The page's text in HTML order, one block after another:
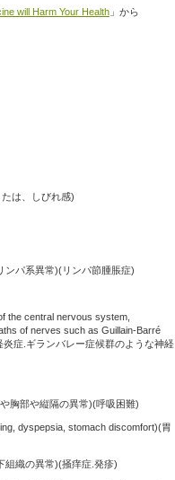
will Harm Your Health 」から
は、しびれ感)
ンパ系異常)(リンパ節腫脹症)
the central nervous system,
of nerves such as Guillain-Barré
症.ギランバレー症候群のような神経
胸部や縦隔の異常)(呼吸困難)
dyspepsia, stomach discomfort)(胃
組織の異常)(掻痒症.発疹)